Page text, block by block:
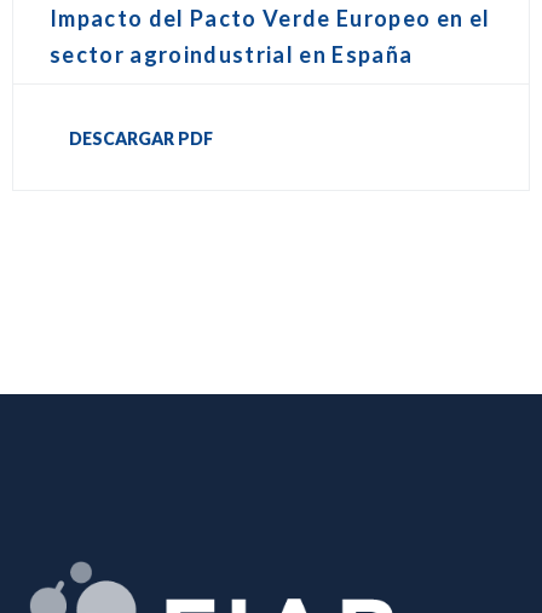
Impacto del Pacto Verde Europeo en el
sector agroindustrial en España
DESCARGAR PDF